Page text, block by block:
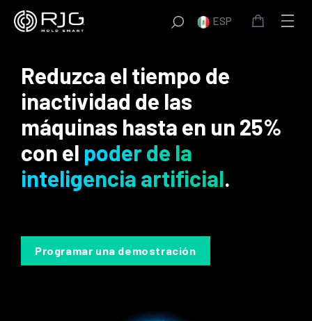
Saltar
ESP
Reduzca el tiempo de
inactividad de las
máquinas hasta en un 25%
con el poder de la
inteligencia artificial.
Programar una demostración